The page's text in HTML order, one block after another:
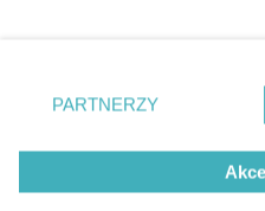
Gliwice
prywatności znajdujący się
. Niektóre rodzaje
zgody użytkownika, ale
takiemu przetwarzaniu.
zastosowania tylko na tej
PARTNERZY